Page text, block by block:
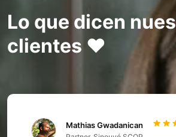
Lo que dicen
clientes ❤️
Mathias Gwadanican